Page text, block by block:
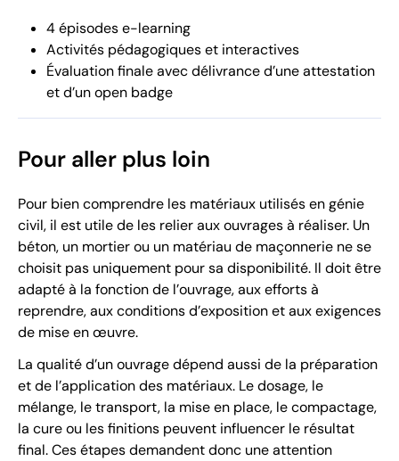
4 épisodes e-learning
Activités pédagogiques et interactives
Évaluation finale avec délivrance d’une attestation
et d’un open badge
Pour aller plus loin
Pour bien comprendre les matériaux utilisés en génie
civil, il est utile de les relier aux ouvrages à réaliser. Un
béton, un mortier ou un matériau de maçonnerie ne se
choisit pas uniquement pour sa disponibilité. Il doit être
adapté à la fonction de l’ouvrage, aux efforts à
reprendre, aux conditions d’exposition et aux exigences
de mise en œuvre.
La qualité d’un ouvrage dépend aussi de la préparation
et de l’application des matériaux. Le dosage, le
mélange, le transport, la mise en place, le compactage,
la cure ou les finitions peuvent influencer le résultat
final. Ces étapes demandent donc une attention